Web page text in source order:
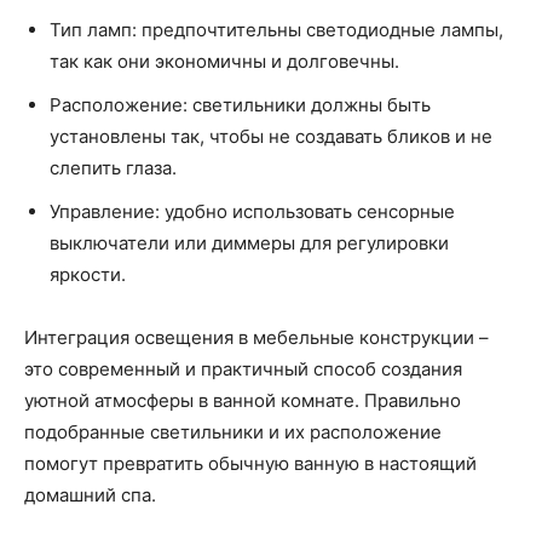
Тип ламп: предпочтительны светодиодные лампы,
так как они экономичны и долговечны.
Расположение: светильники должны быть
установлены так, чтобы не создавать бликов и не
слепить глаза.
Управление: удобно использовать сенсорные
выключатели или диммеры для регулировки
яркости.
Интеграция освещения в мебельные конструкции –
это современный и практичный способ создания
уютной атмосферы в ванной комнате. Правильно
подобранные светильники и их расположение
помогут превратить обычную ванную в настоящий
домашний спа.